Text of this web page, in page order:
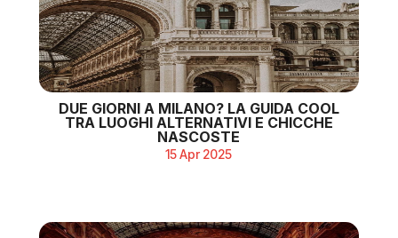
DUE GIORNI A MILANO? LA GUIDA COOL
TRA LUOGHI ALTERNATIVI E CHICCHE
NASCOSTE
15 Apr 2025